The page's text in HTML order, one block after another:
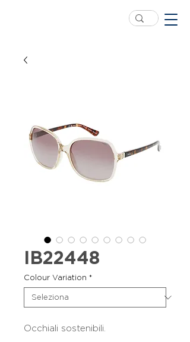
IB22448
Colour Variation *
Occhiali sostenibili.